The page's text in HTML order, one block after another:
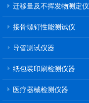
迁移量及不挥发物测定仪
接骨螺钉性能测试仪
导管测试仪器
纸包装印刷检测仪器
医疗器械检测仪器